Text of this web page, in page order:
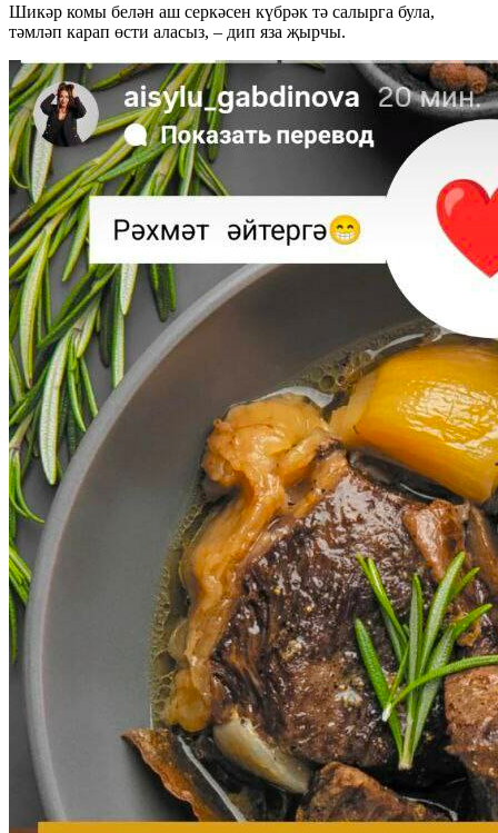
Шикәр комы белән аш серкәсен күбрәк тә салырга була,
тәмләп карап өсти аласыз, – дип яза җырчы.